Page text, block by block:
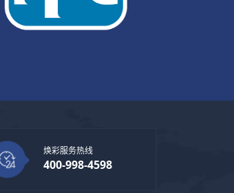
焕彩服务热线
400-998-4598